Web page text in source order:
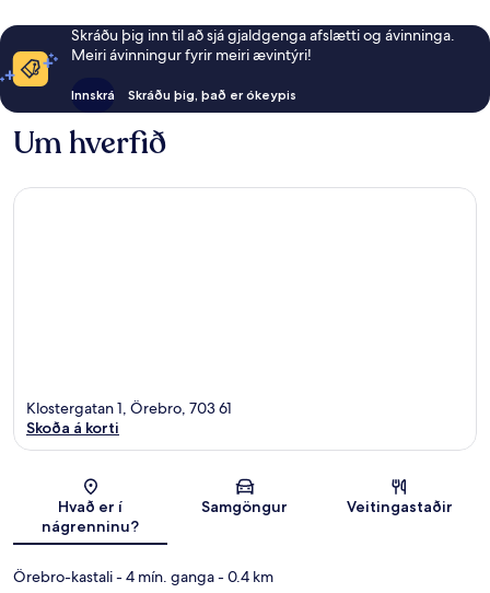
Skráðu þig inn til að sjá gjaldgenga afslætti og ávinninga.
Meiri ávinningur fyrir meiri ævintýri!
Innskrá Skráðu þig, það er ókeypis
Um hverfið
Kort
Klostergatan 1, Örebro, 703 61
Skoða á korti
Hvað er í
nágrenninu?
Samgöngur Veitingastaðir
Örebro-kastali- 4 mín. ganga- 0.4 km